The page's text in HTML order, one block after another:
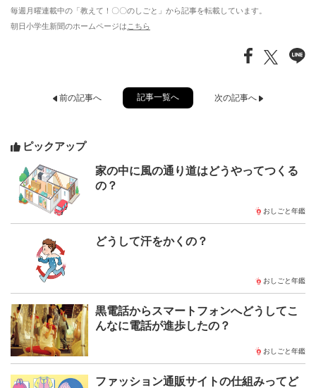
毎週月曜連載中の「教えて！〇〇のしごと」から記事を転載しています。
朝日小学生新聞のホームページは こちら
前の記事へ 記事一覧へ 次の記事へ
ピックアップ
家の中に風の通り道はどうやってつくる
の？
おしごと年鑑
どうして汗をかくの？
おしごと年鑑
黒電話からスマートフォンへどうしてこ
んなに電話が進歩したの？
おしごと年鑑
ファッション通販サイトの仕組みってど